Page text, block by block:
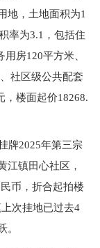
地，土地面积为1
率为3.1，包括住
房120平方米、
社区级公共配套
，楼面起价18268.
2025年第三宗
江镇田心社区，
币，折合起拍楼
次挂地已过去4
。